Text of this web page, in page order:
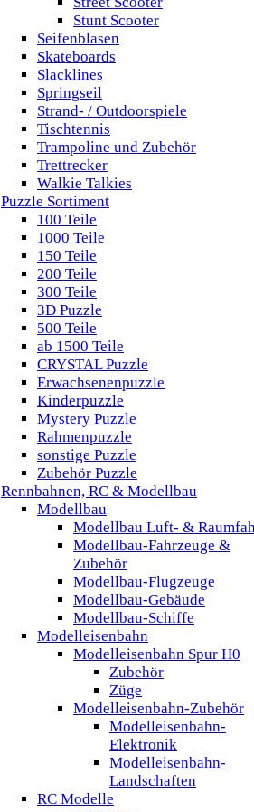
Stunt Scooter
Seifenblasen
Skateboards
Slacklines
Springseil
Strand- / Outdoorspiele
Tischtennis
Trampoline und Zubehör
Trettrecker
Walkie Talkies
Puzzle Sortiment
100 Teile
1000 Teile
150 Teile
200 Teile
300 Teile
3D Puzzle
500 Teile
ab 1500 Teile
CRYSTAL Puzzle
Erwachsenenpuzzle
Kinderpuzzle
Mystery Puzzle
Rahmenpuzzle
sonstige Puzzle
Zubehör Puzzle
Rennbahnen, RC & Modellbau
Modellbau
Modellbau Luft- &
Modellbau-Fahrzeuge &
Zubehör
Modellbau-Flugzeuge
Modellbau-Gebäude
Modellbau-Schiffe
Modelleisenbahn
Modelleisenbahn Spur H0
Zubehör
Züge
Modelleisenbahn-Zubehör
Modelleisenbahn-
Elektronik
Modelleisenbahn-
Landschaften
RC Modelle